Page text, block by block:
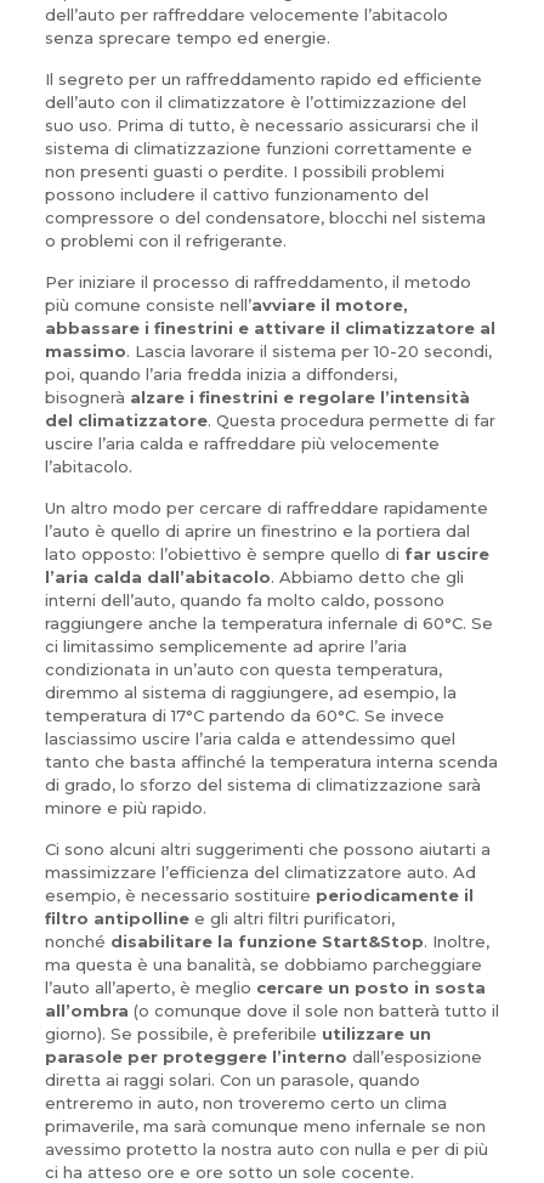
dell’auto per raffreddare velocemente l’abitacolo
senza sprecare tempo ed energie.
Il segreto per un raffreddamento rapido ed efficiente
dell’auto con il climatizzatore è l’ottimizzazione del
suo uso. Prima di tutto, è necessario assicurarsi che il
sistema di climatizzazione funzioni correttamente e
non presenti guasti o perdite. I possibili problemi
possono includere il cattivo funzionamento del
compressore o del condensatore, blocchi nel sistema
o problemi con il refrigerante.
Per iniziare il processo di raffreddamento, il metodo
più comune consiste nell’avviare il motore,
abbassare i finestrini e attivare il climatizzatore al
massimo. Lascia lavorare il sistema per 10-20 secondi,
poi, quando l’aria fredda inizia a diffondersi,
bisognerà alzare i finestrini e regolare l’intensità
del climatizzatore. Questa procedura permette di far
uscire l’aria calda e raffreddare più velocemente
l’abitacolo.
Un altro modo per cercare di raffreddare rapidamente
l’auto è quello di aprire un finestrino e la portiera dal
lato opposto: l’obiettivo è sempre quello di far uscire
l’aria calda dall’abitacolo. Abbiamo detto che gli
interni dell’auto, quando fa molto caldo, possono
raggiungere anche la temperatura infernale di 60°C. Se
ci limitassimo semplicemente ad aprire l’aria
condizionata in un’auto con questa temperatura,
diremmo al sistema di raggiungere, ad esempio, la
temperatura di 17°C partendo da 60°C. Se invece
lasciassimo uscire l’aria calda e attendessimo quel
tanto che basta affinché la temperatura interna scenda
di grado, lo sforzo del sistema di climatizzazione sarà
minore e più rapido.
Ci sono alcuni altri suggerimenti che possono aiutarti a
massimizzare l’efficienza del climatizzatore auto. Ad
esempio, è necessario sostituire periodicamente il
filtro antipollinee gli altri filtri purificatori,
nonché disabilitare la funzione Start&Stop. Inoltre,
ma questa è una banalità, se dobbiamo parcheggiare
l’auto all’aperto, è meglio cercare un posto in sosta
all’ombra (o comunque dove il sole non batterà tutto il
giorno). Se possibile, è preferibile utilizzare un
parasole per proteggere l’interno dall’esposizione
diretta ai raggi solari. Con un parasole, quando
entreremo in auto, non troveremo certo un clima
primaverile, ma sarà comunque meno infernale se non
avessimo protetto la nostra auto con nulla e per di più
ci ha atteso ore e ore sotto un sole cocente.